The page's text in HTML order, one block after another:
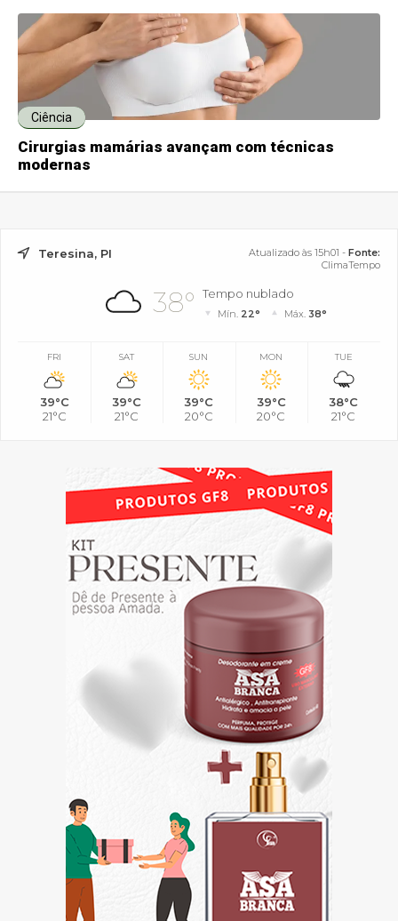
Ciência
Cirurgias mamárias avançam com técnicas
modernas
Teresina, PI Atualizado às 15h01 - Fonte:
ClimaTempo
38° Tempo nublado
Mín. 22° Máx. 38°
FRI
39°C
21°C
SAT
39°C
21°C
SUN
39°C
20°C
MON
39°C
20°C
TUE
38°C
21°C